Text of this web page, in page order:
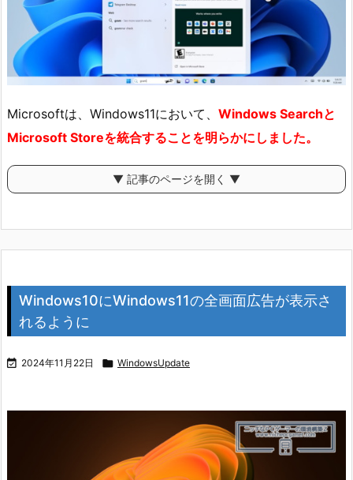
Microsoftは、Windows11において、 Windows Searchと
Microsoft Storeを統合することを明らかにしました。
▼ 記事のページを開く ▼
Windows10にWindows11の全画面広告が表示さ
れるように
 2024年11月22日  WindowsUpdate